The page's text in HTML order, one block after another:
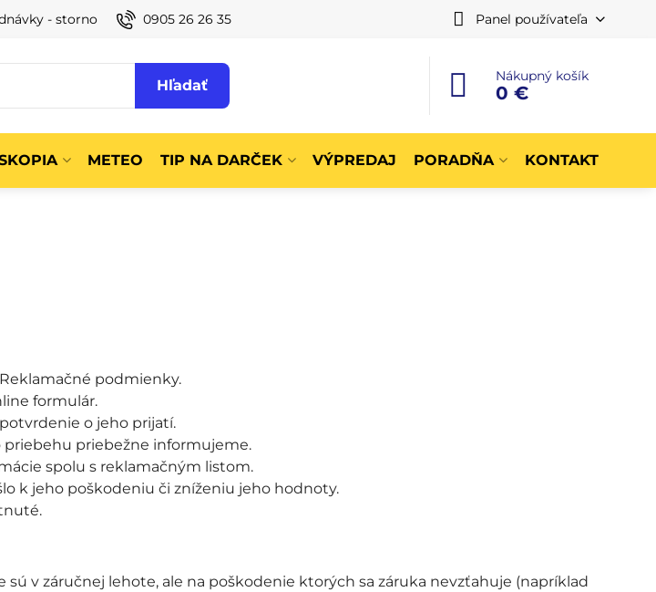
- storno 0905 26 26 35 Panel používateľa
Hľadať
Nákupný košík
0 €
METEO TIP NA DARČEK VÝPREDAJ PORADŇA KONTAKT
podmienky.
formulár.
o jeho prijatí.
priebehu priebežne informujeme.
spolu s reklamačným listom.
k jeho poškodeniu či zníženiu jeho hodnoty.
v záručnej lehote, ale na poškodenie ktorých sa záruka nevzťahuje (napríklad